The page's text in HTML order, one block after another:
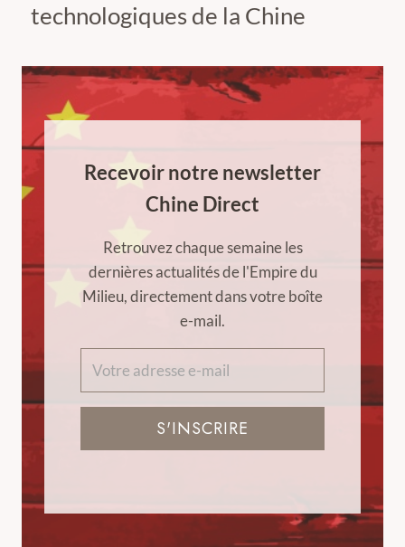
technologiques de la Chine
Recevoir notre newsletter
Chine Direct
Retrouvez chaque semaine les
dernières actualités de l'Empire du
Milieu, directement dans votre boîte
e-mail.
S'INSCRIRE